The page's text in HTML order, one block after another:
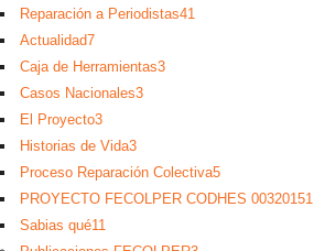
Reparación a Periodistas41
Actualidad7
Caja de Herramientas3
Casos Nacionales3
El Proyecto3
Historias de Vida3
Proceso Reparación Colectiva5
PROYECTO FECOLPER CODHES 00320151
Sabias qué11